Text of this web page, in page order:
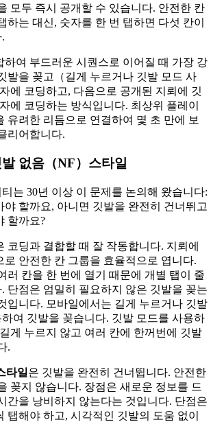
모두 즉시 공개할 수 있습니다. 안전한 칸
하는 대신, 숫자를 한 번 탭하면 다섯 칸이
하여 부드러운 시퀀스로 이어질 때 가장 강
발을 꽂고
（길게 누르거나 깃발 모드 사
에 코딩하고, 다음으로 공개된 지뢰에 깃
에 코딩하는 방식입니다. 최상위 플레이
유려한 리듬으로 연결하여 몇 초 만에 보
리어합니다.
없음（NF）스타일
는 30년 이상 이 문제를 논의해 왔습니다:
야 할까요, 아니면 깃발을 완전히 건너뛰고
할까요?
코딩과 결합할 때 잘 작동합니다. 지뢰에
로 안전한 칸 그룹을 효율적으로 엽니다.
러 칸을 한 번에 열기 때문에 개별 탭이 줄
단점은 엄밀히 필요하지 않은 깃발을 꽂는
입니다. 모바일에서는 길게 누르거나 깃발
여 깃발을 꽂습니다. 깃발 모드를 사용하
게 누르지 않고 여러 칸에 한꺼번에 깃발
.
타일 은 깃발을 완전히 건너뜁니다. 안전한
꽂지 않습니다. 장점은 새로운 정보를 드
간을 낭비하지 않는다는 것입니다. 단점은
탭해야 하고, 시각적인 깃발의 도움 없이